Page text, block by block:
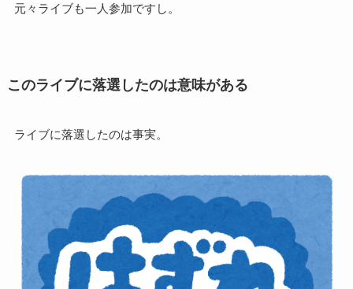
元々ライブも一人参加ですし。
このライブに落選したのは意味がある
ライブに落選したのは事実。